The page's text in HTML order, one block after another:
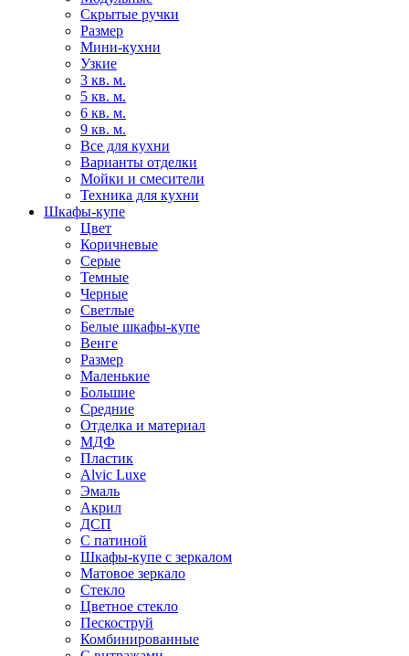
Скрытые ручки
Размер
Мини-кухни
Узкие
3 кв. м.
5 кв. м.
6 кв. м.
9 кв. м.
Все для кухни
Варианты отделки
Мойки и смесители
Техника для кухни
Шкафы-купе
Цвет
Коричневые
Серые
Темные
Черные
Светлые
Белые шкафы-купе
Венге
Размер
Маленькие
Большие
Средние
Отделка и материал
МДФ
Пластик
Alvic Luxe
Эмаль
Акрил
ДСП
С патиной
Шкафы-купе с зеркалом
Матовое зеркало
Стекло
Цветное стекло
Пескоструй
Комбинированные